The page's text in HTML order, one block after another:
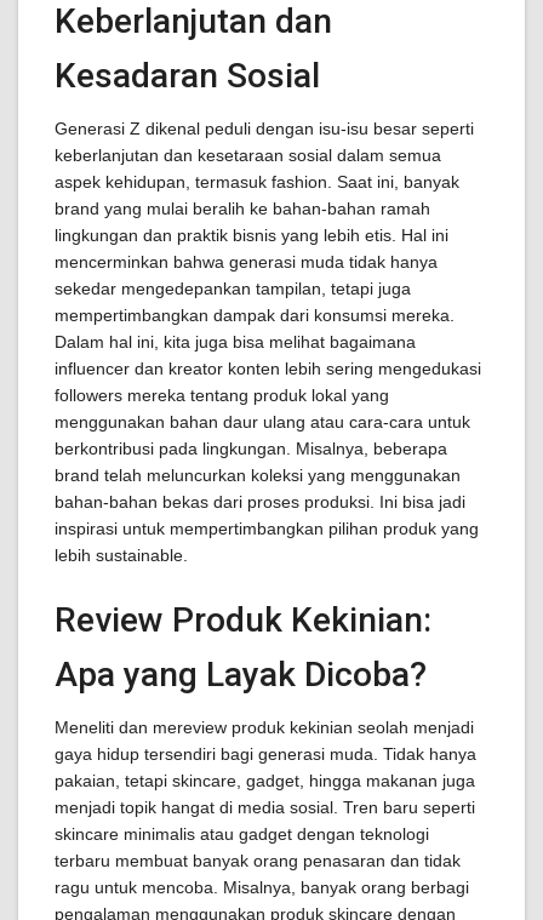
Keberlanjutan dan
Kesadaran Sosial
Generasi Z dikenal peduli dengan isu-isu besar seperti
keberlanjutan dan kesetaraan sosial dalam semua
aspek kehidupan, termasuk fashion. Saat ini, banyak
brand yang mulai beralih ke bahan-bahan ramah
lingkungan dan praktik bisnis yang lebih etis. Hal ini
mencerminkan bahwa generasi muda tidak hanya
sekedar mengedepankan tampilan, tetapi juga
mempertimbangkan dampak dari konsumsi mereka.
Dalam hal ini, kita juga bisa melihat bagaimana
influencer dan kreator konten lebih sering mengedukasi
followers mereka tentang produk lokal yang
menggunakan bahan daur ulang atau cara-cara untuk
berkontribusi pada lingkungan. Misalnya, beberapa
brand telah meluncurkan koleksi yang menggunakan
bahan-bahan bekas dari proses produksi. Ini bisa jadi
inspirasi untuk mempertimbangkan pilihan produk yang
lebih sustainable.
Review Produk Kekinian:
Apa yang Layak Dicoba?
Meneliti dan mereview produk kekinian seolah menjadi
gaya hidup tersendiri bagi generasi muda. Tidak hanya
pakaian, tetapi skincare, gadget, hingga makanan juga
menjadi topik hangat di media sosial. Tren baru seperti
skincare minimalis atau gadget dengan teknologi
terbaru membuat banyak orang penasaran dan tidak
ragu untuk mencoba. Misalnya, banyak orang berbagi
pengalaman menggunakan produk skincare dengan